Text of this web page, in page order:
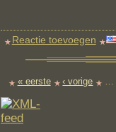
Reactie toevoegen
« eerste ‹ vorige